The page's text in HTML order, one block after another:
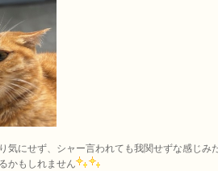
気にせず、シャー言われても我関せずな感じみ
かもしれません